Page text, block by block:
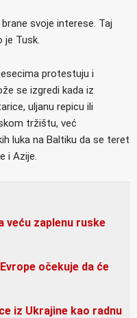
svoje interese. Taj
je Tusk.
protestuju i
se izgredi kada iz
uljanu repicu ili
tržištu, već
luka na Baltiku da se teret
i Azije.
veću zaplenu ruske
očekuje da će
iz Ukrajine kao radnu